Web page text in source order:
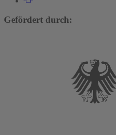
Gefördert durch: